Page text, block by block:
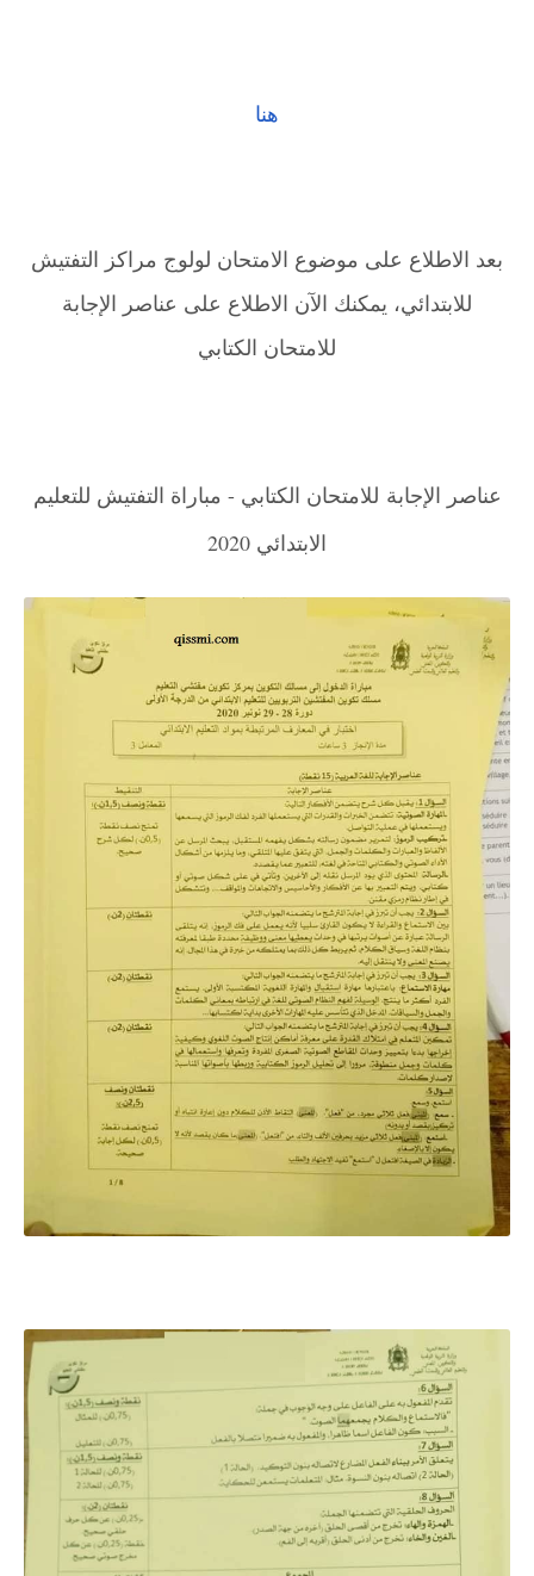
هنا
بعد الاطلاع على موضوع الامتحان لولوج مراكز التفتيش
للابتدائي، يمكنك الآن الاطلاع على عناصر الإجابة
للامتحان الكتابي
عناصر الإجابة للامتحان الكتابي - مباراة التفتيش للتعليم
الابتدائي 2020